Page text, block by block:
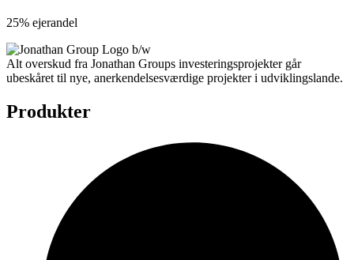
25% ejerandel
Alt overskud fra Jonathan Groups investeringsprojekter går
ubeskåret til nye, anerkendelsesværdige projekter i udviklingslande.
Produkter